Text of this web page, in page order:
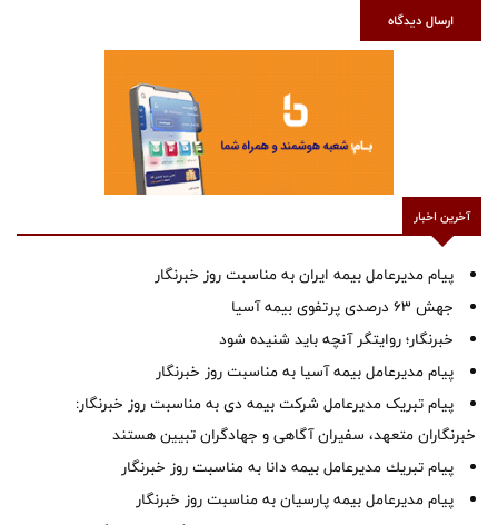
ارسال دیدگاه
آخرین اخبار
پیام مدیرعامل بیمه ایران به مناسبت روز خبرنگار
جهش ۶۳ درصدی پرتفوی بیمه آسیا
خبرنگار؛ روایتگر آنچه باید شنیده شود
پیام مدیرعامل بیمه آسیا به مناسبت روز خبرنگار
پیام تبریک مدیرعامل شرکت بیمه دی به مناسبت روز خبرنگار:
خبرنگاران متعهد، سفیران آگاهی و جهادگران تبیین هستند
پیام ‌تبریك‌ مدیرعامل بیمه دانا به مناسبت روز خبرنگار
پیام مدیرعامل بیمه پارسیان به مناسبت روز خبرنگار